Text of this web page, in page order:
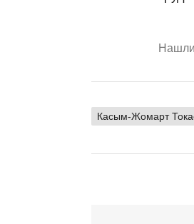
Касым-Жомарт